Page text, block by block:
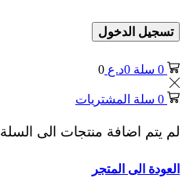
تسجيل الدخول
0 سلة 0د.ع 0
0 سلة المشتريات
لم يتم اضافة منتجات الى السلة
العودة الى المتجر